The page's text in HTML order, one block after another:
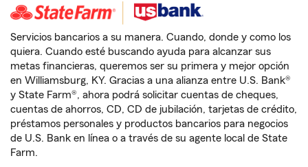
Servicios bancarios a su manera. Cuando, donde y como los
quiera. Cuando esté buscando ayuda para alcanzar sus
metas financieras, queremos ser su primera y mejor opción
en Williamsburg, KY. Gracias a una alianza entre U.S. Bank®
y State Farm®, ahora podrá solicitar cuentas de cheques,
cuentas de ahorros, CD, CD de jubilación, tarjetas de crédito,
préstamos personales y productos bancarios para negocios
de U.S. Bank en línea o a través de su agente local de State
Farm.